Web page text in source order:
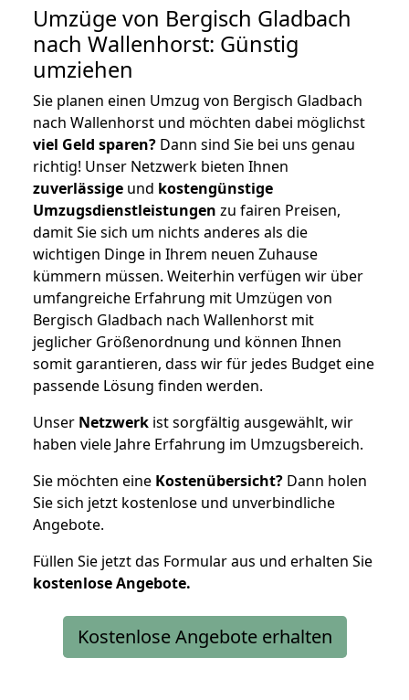
Umzüge von Bergisch Gladbach
nach Wallenhorst: Günstig
umziehen
Sie planen einen Umzug von Bergisch Gladbach
nach Wallenhorst und möchten dabei möglichst
viel Geld sparen? Dann sind Sie bei uns genau
richtig! Unser Netzwerk bieten Ihnen
zuverlässige und kostengünstige
Umzugsdienstleistungen zu fairen Preisen,
damit Sie sich um nichts anderes als die
wichtigen Dinge in Ihrem neuen Zuhause
kümmern müssen. Weiterhin verfügen wir über
umfangreiche Erfahrung mit Umzügen von
Bergisch Gladbach nach Wallenhorst mit
jeglicher Größenordnung und können Ihnen
somit garantieren, dass wir für jedes Budget eine
passende Lösung finden werden.
Unser Netzwerk ist sorgfältig ausgewählt, wir
haben viele Jahre Erfahrung im Umzugsbereich.
Sie möchten eine Kostenübersicht? Dann holen
Sie sich jetzt kostenlose und unverbindliche
Angebote.
Füllen Sie jetzt das Formular aus und erhalten Sie
kostenloseAngebote.
Kostenlose Angebote erhalten